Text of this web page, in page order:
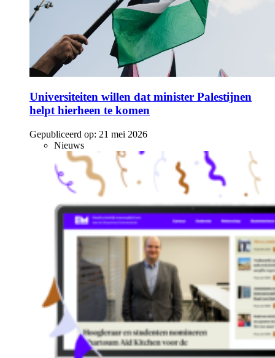
Universiteiten willen dat minister Palestijnen
helpt hierheen te komen
Gepubliceerd op: 21 mei 2026
Nieuws